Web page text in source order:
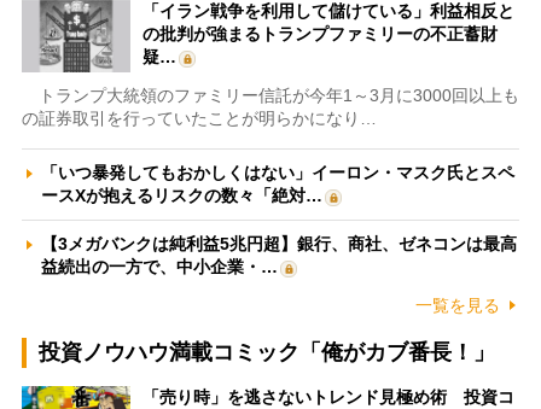
「イラン戦争を利用して儲けている」利益相反と
の批判が強まるトランプファミリーの不正蓄財
疑…
トランプ大統領のファミリー信託が今年1～3月に3000回以上も
の証券取引を行っていたことが明らかになり…
「いつ暴発してもおかしくはない」イーロン・マスク氏とスペ
ースXが抱えるリスクの数々「絶対…
【3メガバンクは純利益5兆円超】銀行、商社、ゼネコンは最高
益続出の一方で、中小企業・…
一覧を見る
投資ノウハウ満載コミック「俺がカブ番長！」
「売り時」を逃さないトレンド見極め術 投資コ